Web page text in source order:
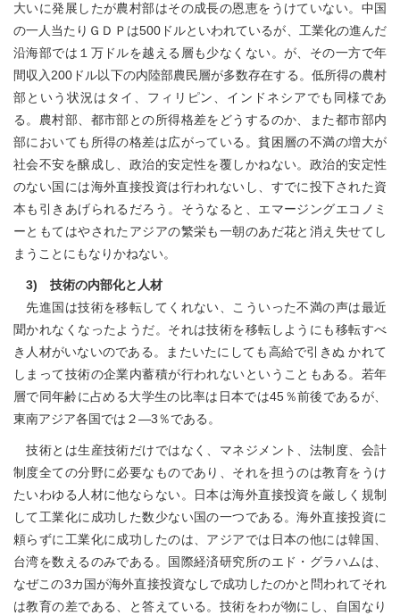
大いに発展したが農村部はその成長の恩恵をうけていない。中国
の一人当たりＧＤＰは500ドルといわれているが、工業化の進んだ
沿海部では１万ドルを越える層も少なくない。が、その一方で年
間収入200ドル以下の内陸部農民層が多数存在する。低所得の農村
部という状況はタイ、フィリピン、インドネシアでも同様であ
る。農村部、都市部との所得格差をどうするのか、また都市部内
部においても所得の格差は広がっている。貧困層の不満の増大が
社会不安を醸成し、政治的安定性を覆しかねない。政治的安定性
のない国には海外直接投資は行われないし、すでに投下された資
本も引きあげられるだろう。そうなると、エマージングエコノミ
ーともてはやされたアジアの繁栄も一朝のあだ花と消え失せてし
まうことにもなりかねない。
3) 技術の内部化と人材
先進国は技術を移転してくれない、こういった不満の声は最近
聞かれなくなったようだ。それは技術を移転しようにも移転すべ
き人材がいないのである。またいたにしても高給で引きぬ かれて
しまって技術の企業内蓄積が行われないということもある。若年
層で同年齢に占める大学生の比率は日本では45％前後であるが、
東南アジア各国では２―3％である。
技術とは生産技術だけではなく、マネジメント、法制度、会計
制度全ての分野に必要なものであり、それを担うのは教育をうけ
たいわゆる人材に他ならない。日本は海外直接投資を厳しく規制
して工業化に成功した数少ない国の一つである。海外直接投資に
頼らずに工業化に成功したのは、アジアでは日本の他には韓国、
台湾を数えるのみである。国際経済研究所のエド・グラハムは、
なぜこの3カ国が海外直接投資なしで成功したのかと問われてそれ
は教育の差である、と答えている。技術をわが物にし、自国なり